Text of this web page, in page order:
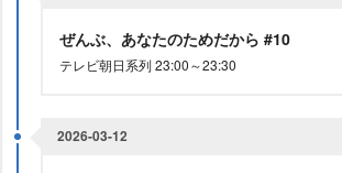
ぜんぶ、あなたのためだから #10
テレビ朝日系列 23:00～23:30
2026-03-12